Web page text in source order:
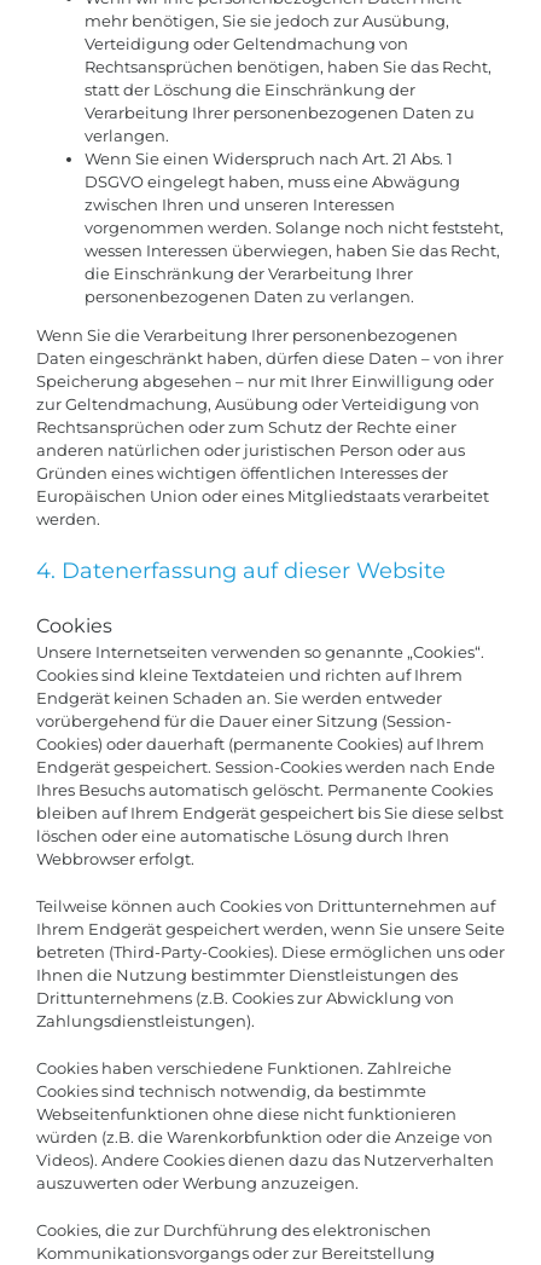
mehr benötigen, Sie sie jedoch zur Ausübung,
Verteidigung oder Geltendmachung von
Rechtsansprüchen benötigen, haben Sie das Recht,
statt der Löschung die Einschränkung der
Verarbeitung Ihrer personenbezogenen Daten zu
verlangen.
Wenn Sie einen Widerspruch nach Art. 21 Abs. 1
DSGVO eingelegt haben, muss eine Abwägung
zwischen Ihren und unseren Interessen
vorgenommen werden. Solange noch nicht feststeht,
wessen Interessen überwiegen, haben Sie das Recht,
die Einschränkung der Verarbeitung Ihrer
personenbezogenen Daten zu verlangen.
Wenn Sie die Verarbeitung Ihrer personenbezogenen
Daten eingeschränkt haben, dürfen diese Daten – von ihrer
Speicherung abgesehen – nur mit Ihrer Einwilligung oder
zur Geltendmachung, Ausübung oder Verteidigung von
Rechtsansprüchen oder zum Schutz der Rechte einer
anderen natürlichen oder juristischen Person oder aus
Gründen eines wichtigen öffentlichen Interesses der
Europäischen Union oder eines Mitgliedstaats verarbeitet
werden.
4. Datenerfassung auf dieser Website
Cookies
Unsere Internetseiten verwenden so genannte „Cookies“.
Cookies sind kleine Textdateien und richten auf Ihrem
Endgerät keinen Schaden an. Sie werden entweder
vorübergehend für die Dauer einer Sitzung (Session-
Cookies) oder dauerhaft (permanente Cookies) auf Ihrem
Endgerät gespeichert. Session-Cookies werden nach Ende
Ihres Besuchs automatisch gelöscht. Permanente Cookies
bleiben auf Ihrem Endgerät gespeichert bis Sie diese selbst
löschen oder eine automatische Lösung durch Ihren
Webbrowser erfolgt.
Teilweise können auch Cookies von Drittunternehmen auf
Ihrem Endgerät gespeichert werden, wenn Sie unsere Seite
betreten (Third-Party-Cookies). Diese ermöglichen uns oder
Ihnen die Nutzung bestimmter Dienstleistungen des
Drittunternehmens (z.B. Cookies zur Abwicklung von
Zahlungsdienstleistungen).
Cookies haben verschiedene Funktionen. Zahlreiche
Cookies sind technisch notwendig, da bestimmte
Webseitenfunktionen ohne diese nicht funktionieren
würden (z.B. die Warenkorbfunktion oder die Anzeige von
Videos). Andere Cookies dienen dazu das Nutzerverhalten
auszuwerten oder Werbung anzuzeigen.
Cookies, die zur Durchführung des elektronischen
Kommunikationsvorgangs oder zur Bereitstellung